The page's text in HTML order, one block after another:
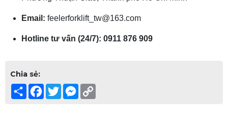
Email: feelerforklift_tw@163.com
Hotline tư vấn (24/7): 0911 876 909
Chia sẻ:
ShareFacebook
TwitterMessenger